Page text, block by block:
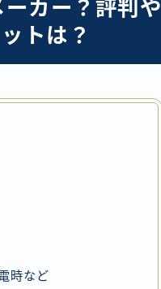
カー？評判や
トは？
時など